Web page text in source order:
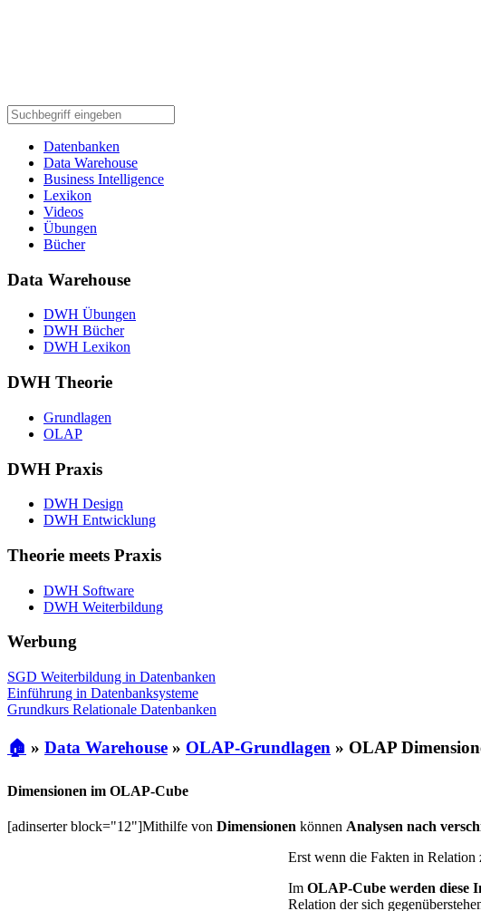
Datenbanken
Data Warehouse
Business Intelligence
Lexikon
Videos
Übungen
Bücher
Data Warehouse
DWH Übungen
DWH Bücher
DWH Lexikon
DWH Theorie
Grundlagen
OLAP
DWH Praxis
DWH Design
DWH Entwicklung
Theorie meets Praxis
DWH Software
DWH Weiterbildung
Werbung
SGD Weiterbildung in Datenbanken
Einführung in Datenbanksysteme
Grundkurs Relationale Datenbanken
🏠 » Data Warehouse » OLAP-Grundlagen » OLAP
Dimensionen im OLAP-Cube
[adinserter block="12"]Mithilfe von Dimensionen können Analysen nach
Erst wenn die Fakten in Relation
Im OLAP-Cube werden diese
Relation der sich